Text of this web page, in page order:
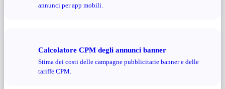
annunci per app mobili.
Calcolatore CPM degli annunci banner
Stima dei costi delle campagne pubblicitarie banner e delle
tariffe CPM.